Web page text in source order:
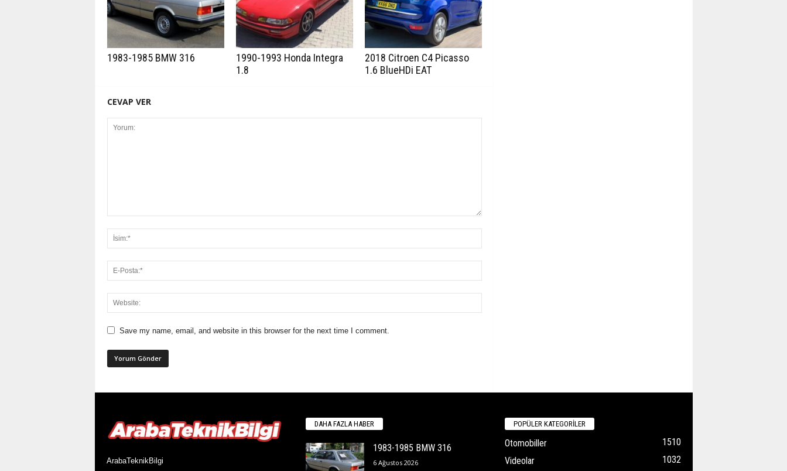
1983-1985 BMW 316
1990-1993 Honda Integra
1.8
2018 Citroen C4 Picasso
1.6 BlueHDi EAT
CEVAP VER
Save my name, email, and website in this browser for the next time I comment.
ArabaTeknikBilgi
DAHA FAZLA HABER
1983-1985 BMW 316
6 Ağustos 2026
POPÜLER KATEGORİLER
Otomobiller
1510
Videolar
1032